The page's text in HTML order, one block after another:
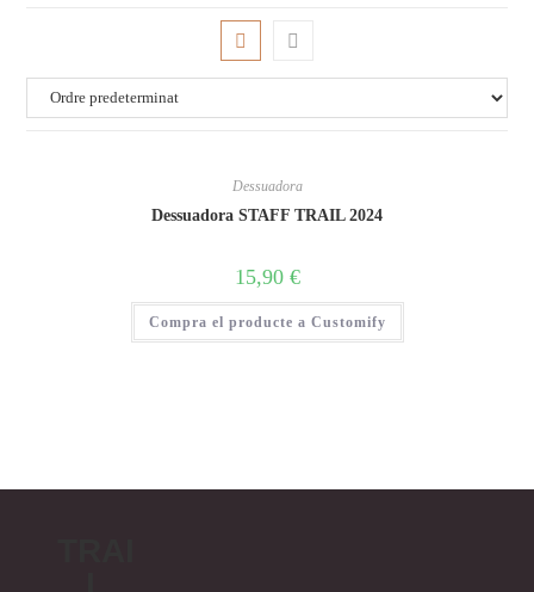
Dessuadora
Dessuadora STAFF TRAIL 2024
15,90 €
Compra el producte a Customify